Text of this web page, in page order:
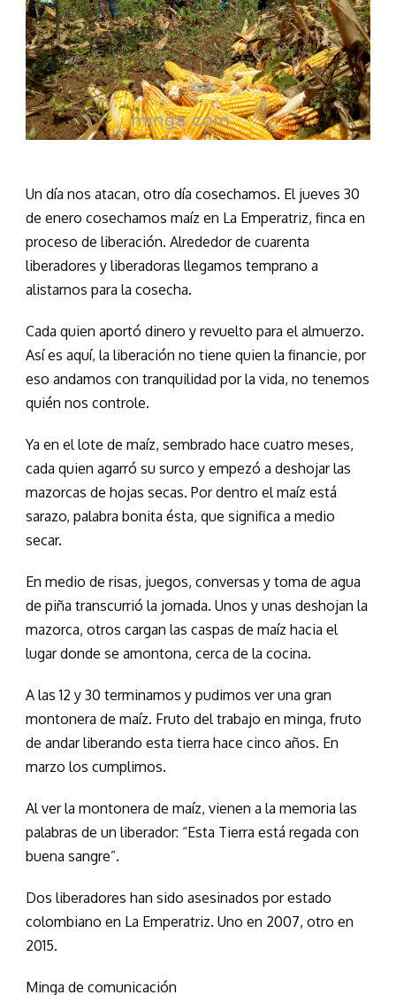
Un día nos atacan, otro día cosechamos. El jueves 30
de enero cosechamos maíz en La Emperatriz, finca en
proceso de liberación. Alrededor de cuarenta
liberadores y liberadoras llegamos temprano a
alistarnos para la cosecha.
Cada quien aportó dinero y revuelto para el almuerzo.
Así es aquí, la liberación no tiene quien la financie, por
eso andamos con tranquilidad por la vida, no tenemos
quién nos controle.
Ya en el lote de maíz, sembrado hace cuatro meses,
cada quien agarró su surco y empezó a deshojar las
mazorcas de hojas secas. Por dentro el maíz está
sarazo, palabra bonita ésta, que significa a medio
secar.
En medio de risas, juegos, conversas y toma de agua
de piña transcurrió la jornada. Unos y unas deshojan la
mazorca, otros cargan las caspas de maíz hacia el
lugar donde se amontona, cerca de la cocina.
A las 12 y 30 terminamos y pudimos ver una gran
montonera de maíz. Fruto del trabajo en minga, fruto
de andar liberando esta tierra hace cinco años. En
marzo los cumplimos.
Al ver la montonera de maíz, vienen a la memoria las
palabras de un liberador: “Esta Tierra está regada con
buena sangre”.
Dos liberadores han sido asesinados por estado
colombiano en La Emperatriz. Uno en 2007, otro en
2015.
Minga de comunicación